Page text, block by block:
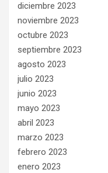
diciembre 2023
noviembre 2023
octubre 2023
septiembre 2023
agosto 2023
julio 2023
junio 2023
mayo 2023
abril 2023
marzo 2023
febrero 2023
enero 2023